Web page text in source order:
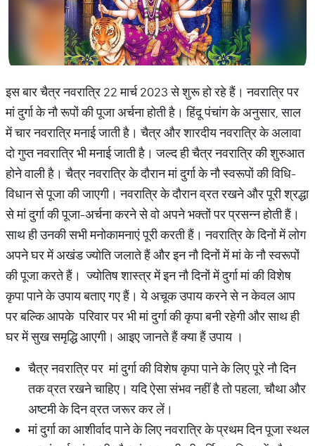
इस बार चैत्र नवरात्रि 22 मार्च 2023 से शुरू हो रहे हैं। नवरात्रि पर
मां दुर्गा के नौ रूपों की पूजा अर्चना होती है। हिंदू पंचांग के अनुसार, साल
में चार नवरात्रि मनाई जाती है। चैत्र और शारदीय नवरात्रि के अलावा
दो गुप्त नवरात्रि भी मनाई जाती है। जल्द ही चैत्र नवरात्रि की शुरुआत
होने वाली है। चैत्र नवरात्रि के दौरान मां दुर्गा के नौ स्वरूपों की विधि-
विधान से पूजा की जाएगी। नवरात्रि के दौरान व्रत रखने और पूरी श्रद्धा
से मां दुर्गा की पूजा-अर्चना करने से वो अपने भक्तों पर प्रसन्न होती हैं।
साथ ही उनकी सभी मनोकामनाएं पूरी करती हैं। नवरात्रि के दिनों में लोग
अपने घर में अखंड ज्योति जलाते हैं और इन नौ दिनों में मां के नौ स्वरूपों
की पूजा करते हैं। ज्योतिष शास्त्र में इन नौ दिनों में दुर्गा मां की विशेष
कृपा पाने के उपाय बताए गए हैं। ये अचूक उपाय करने से न केवल आप
पर बल्कि आपके परिवार पर भी मां दुर्गा की कृपा बनी रहेगी और साथ ही
घर में सुख समृद्धि आएगी। आइए जानते हैं क्या हैं उपाय ।
चैत्र नवरात्रि पर मां दुर्गा की विशेष कृपा पाने के लिए पूरे नौ दिन
तक व्रत रखने चाहिए। यदि ऐसा संभव नहीं है तो पहला, चौथा और
अष्टमी के दिन व्रत जरूर कर लें।
मां दुर्गा का आशीर्वाद पाने के लिए नवरात्रि के प्रथम दिन पूजा स्थल